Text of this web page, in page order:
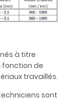
à titre
de
travaillés.
sont